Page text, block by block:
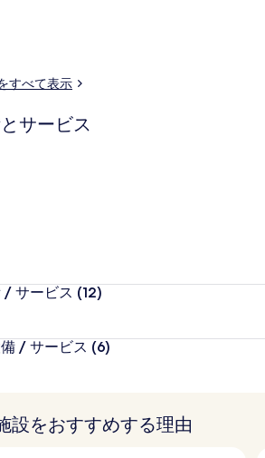
すべて表示
サービス
/ サービス (12)
/ サービス (6)
設をおすすめする理由